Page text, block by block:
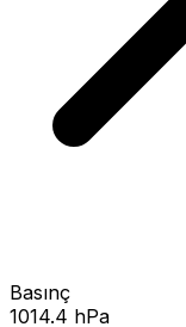
Basınç
1014.4 hPa